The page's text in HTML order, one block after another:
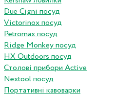
Due Cigni посуд
Victorinox посуд
Petromax посуд
Ridge Monkey посуд
HX Outdoors посуд
Столові прибори Active
Nextool посуд
Портативні кавоварки